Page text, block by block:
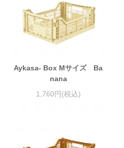
Aykasa- Box Mサイズ Ba
nana
1,760円(税込)